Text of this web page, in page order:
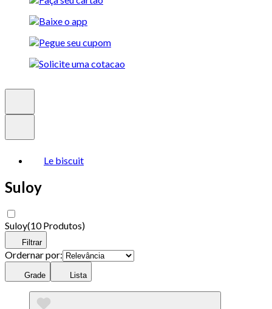
Le biscuit
Suloy
Suloy(10 Produtos)
Filtrar
Ordernar por:
Grade Lista